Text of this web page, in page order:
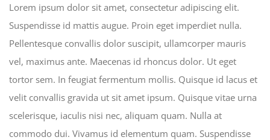
2015
Lorem ipsum dolor sit amet, consectetur adipiscing elit.
Suspendisse id mattis augue. Proin eget imperdiet nulla.
Pellentesque convallis dolor suscipit, ullamcorper mauris
vel, maximus ante. Maecenas id rhoncus dolor. Ut eget
tortor sem. In feugiat fermentum mollis. Quisque id lacus et
velit convallis gravida ut sit amet ipsum. Quisque vitae urna
scelerisque, iaculis nisi nec, aliquam quam. Nulla at
commodo dui. Vivamus id elementum quam. Suspendisse